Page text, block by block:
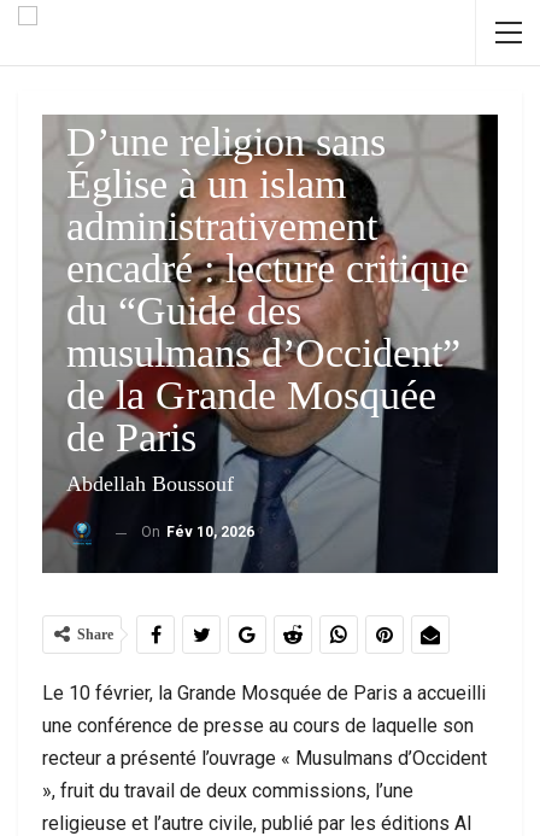
OPINIONS
D’une religion sans
Église à un islam
administrativement
encadré : lecture critique
du “Guide des
musulmans d’Occident”
de la Grande Mosquée
de Paris
Abdellah Boussouf
On Fév 10, 2026
Share
Le 10 février, la Grande Mosquée de Paris a accueilli
une conférence de presse au cours de laquelle son
recteur a présenté l’ouvrage « Musulmans d’Occident
», fruit du travail de deux commissions, l’une
religieuse et l’autre civile, publié par les éditions Al